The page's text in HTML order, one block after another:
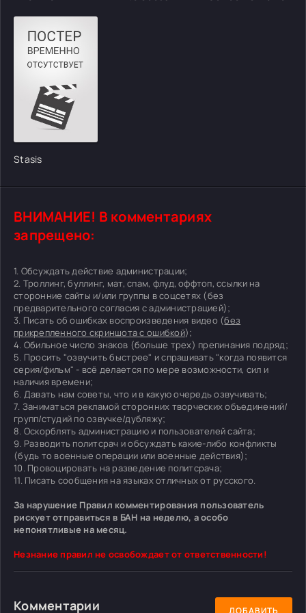
Stasis
ВНИМАНИЕ! В комментариях
запрещено:
1. Обсуждать действие администрации;
2. Троллинг, буллинг, мат, спам, флуд, оффтоп, ссылки на
сторонние сайты и/или группы в соцсетях (без
предварительного согласия с администрацией);
3. Писать об ошибках воспроизведения видео (без
прикрепленного скриншота с ошибкой);
4. Обильное число знаков (больше трех) препинания подряд;
5. Просить "озвучить быстрее" и спрашивать "когда появится
серия/фильм" - всё делается по мере возможности, сил и
наличия времени;
6. Давать нам советы, что и в какую очередь озвучивать;
7. Заниматься рекламой сторонних творческих объединений/
групп/студий по озвучке/дубляжу;
8. Оскорблять администрацию и пользователей сайта;
9. Разводить политсрач и обсуждать какие-либо конфликты
(будь то военные операции или военные действия);
10. Провоцировать на разведение политсрача;
11. Писать сообщения на языках отличных от русского.
За нарушение Правил комментирования пользователь
рискует отправиться в БАН на неделю, а особо
непонятливые на месяц.
Незнание правил не освобождает от ответственности!
Комментарии